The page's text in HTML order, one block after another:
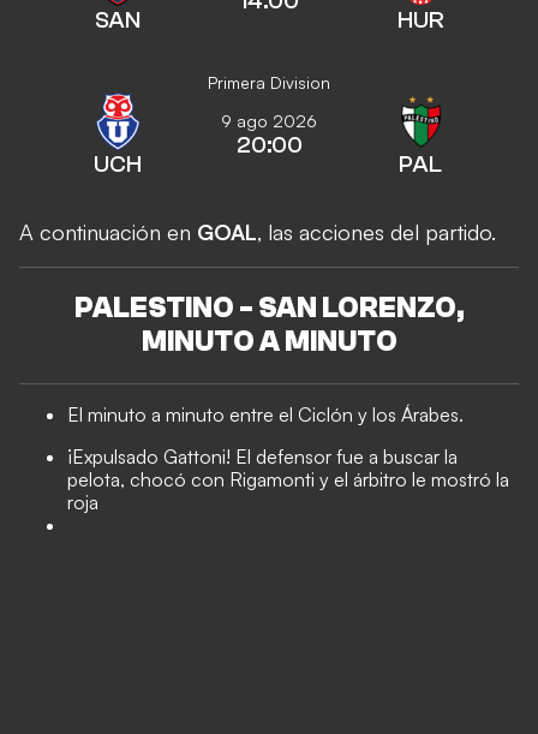
SAN HUR
Primera Division
UCH
9 ago 2026
20:00
PAL
A continuación en GOAL, las acciones del partido.
PALESTINO - SAN LORENZO,
MINUTO A MINUTO
El minuto a minuto entre el Ciclón y los Árabes.
¡Expulsado Gattoni! El defensor fue a buscar la
pelota, chocó con Rigamonti y el árbitro le mostró la
roja